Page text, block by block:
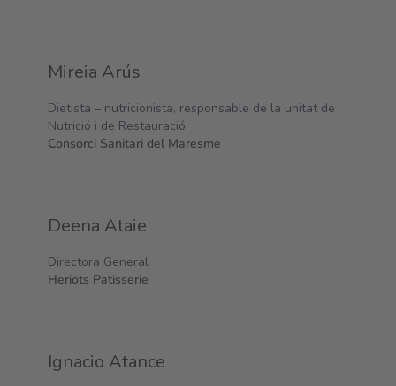
Mireia Arús
Dietista – nutricionista, responsable de la unitat de
Nutrició i de Restauració
Consorci Sanitari del Maresme
Deena Ataie
Directora General
Heriots Patisserie
Ignacio Atance